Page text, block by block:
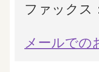
ファック
メールでの